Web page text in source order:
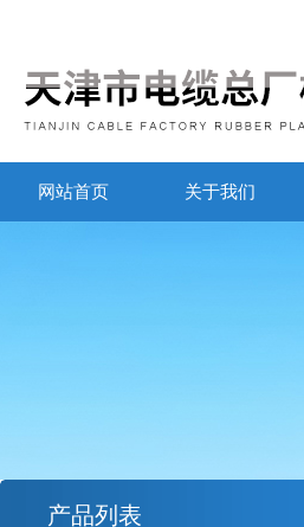
网站首页 关于我们
产品列表